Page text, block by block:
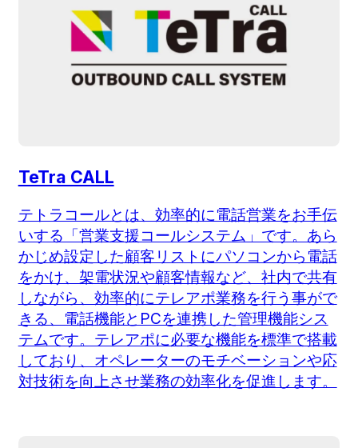
TeTra CALL
テトラコールとは、効率的に電話営業をお手伝
いする「営業支援コールシステム」です。あら
かじめ設定した顧客リストにパソコンから電話
をかけ、架電状況や顧客情報など、社内で共有
しながら、効率的にテレアポ業務を行う事がで
きる、電話機能とPCを連携した管理機能シス
テムです。テレアポに必要な機能を標準で搭載
しており、オペレーターのモチベーションや応
対技術を向上させ業務の効率化を促進します。